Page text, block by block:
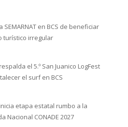
SEMARNAT en BCS de beneficiar
turístico irregular
el 5.º San Juanico LogFest
el surf en BCS
inicia etapa estatal rumbo a la
Nacional CONADE 2027